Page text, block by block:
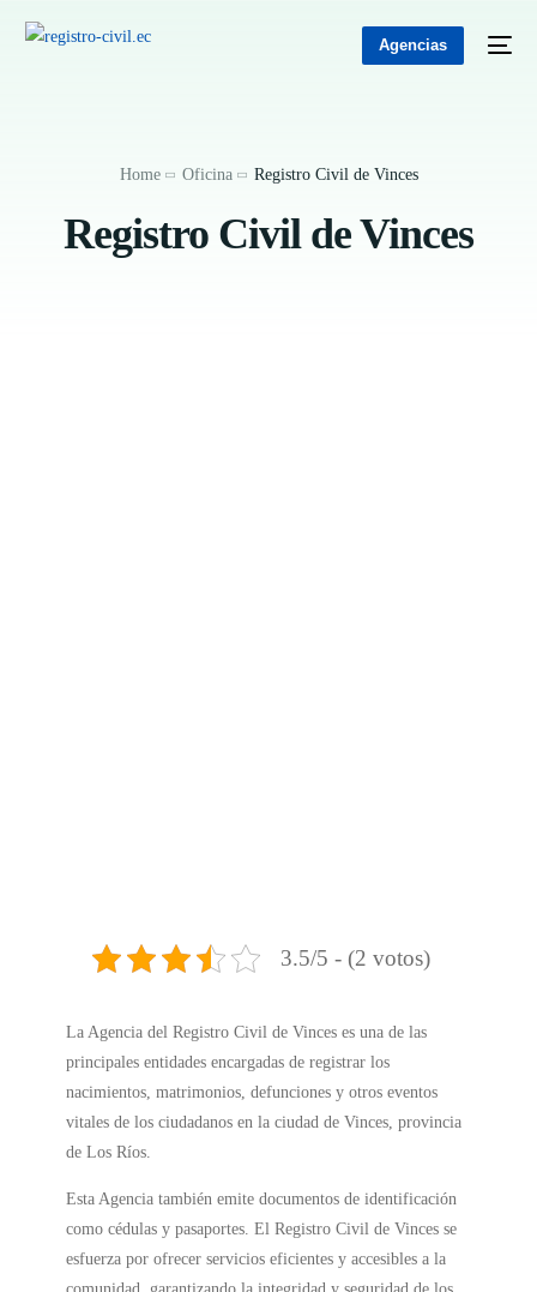
Agencias
Home Oficina Registro Civil de Vinces
Registro Civil de Vinces
3.5/5 - (2 votos)
La Agencia del Registro Civil de Vinces es una de las
principales entidades encargadas de registrar los
nacimientos, matrimonios, defunciones y otros eventos
vitales de los ciudadanos en la ciudad de Vinces, provincia
de Los Ríos.
Esta Agencia también emite documentos de identificación
como cédulas y pasaportes. El Registro Civil de Vinces se
esfuerza por ofrecer servicios eficientes y accesibles a la